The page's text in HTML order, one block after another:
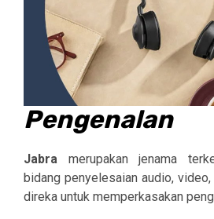
Pengenalan
Jabra merupakan jenama
bidang penyelesaian audio,
direka untuk memperkasakan